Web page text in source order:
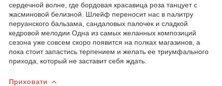
сердечной волне, где бордовая красавица роза танцует с
жасминовой белизной. Шлейф переносит нас в палитру
перуанского бальзама, сандаловых палочек и сладкой
кедровой мелодии Одна из самых желанных композиций
сезона уже совсем скоро появится на полках магазинов, а
пока стоит запастись терпением и желать ее триумфального
прихода, который не заставит себя ждать.
Приховати